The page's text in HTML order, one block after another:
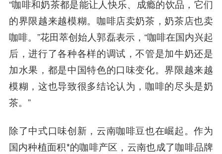
“咖啡和奶茶都是能让人快乐、成瘾的饮品，它们
的界限越来越模糊。咖啡店卖奶茶，奶茶店也卖
咖啡。”花田萃创始人郭磊表示，“咖啡在国内兴起
后，进行了各种各样的调试，不管是加牛奶还是
加水果，都是中国特色的口味变化。界限越来越
模糊，这也导致很多结论认为，咖啡的尽头是奶
茶。”
除了中式口味创新，云南咖啡豆也在崛起。作为
国内种植面积*的咖啡产区，云南也成了咖啡品牌